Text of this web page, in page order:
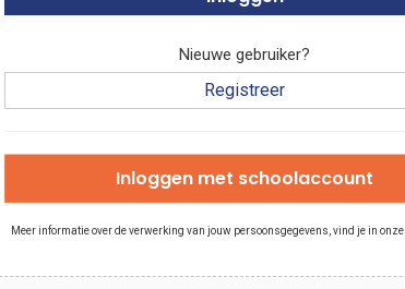
Nieuwe gebruiker?
Registreer
Inloggen met schoolaccount
Meer informatie over de verwerking van jouw persoonsgegevens, vind je in onze